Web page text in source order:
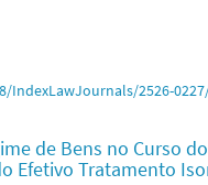
IndexLawJournals/2526-
de Bens no Curso
Efetivo Tratamento